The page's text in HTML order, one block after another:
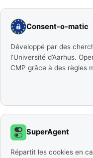
Consent-o-matic
Développé par des
l’Université d’Aarhus.
CMP grâce à des règles
SuperAgent
Répartit les cookies en